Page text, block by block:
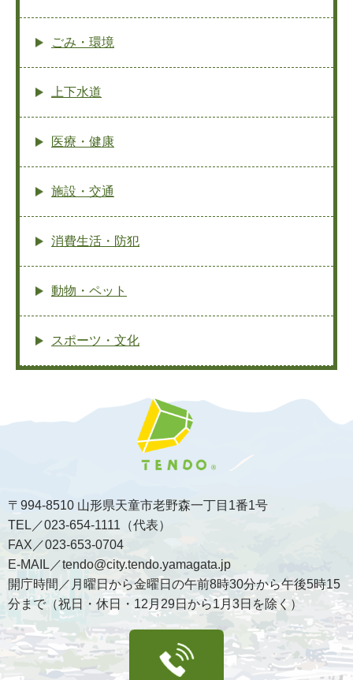
ごみ・環境
上下水道
医療・健康
施設・交通
消費生活・防犯
動物・ペット
スポーツ・文化
〒994-8510 山形県天童市老野森一丁目1番1号
TEL／023-654-1111（代表）
FAX／023-653-0704
E-MAIL／tendo@city.tendo.yamagata.jp
開庁時間／月曜日から金曜日の午前8時30分から午後5時15
分まで（祝日・休日・12月29日から1月3日を除く）